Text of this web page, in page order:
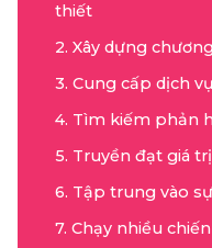
thiết
2. Xây dựng
3. Cung cấp dịch
4. Tìm kiếm phản
5. Truyền đạt giá
6. Tập trung vào
7. Chạy nhiều